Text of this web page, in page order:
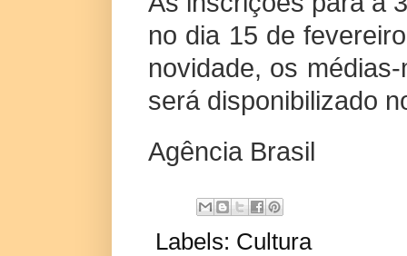
no dia 15 de
novidade, os
será disponibilizado
Agência Brasil
Labels: Cultura